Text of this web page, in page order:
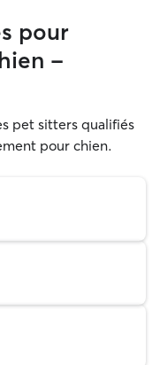
pour
-
pet sitters qualifiés
pour chien.